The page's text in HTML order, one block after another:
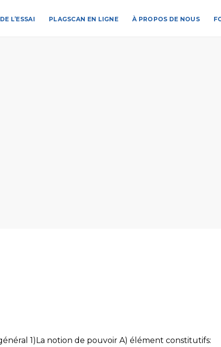
L’ESSAI PLAGSCAN EN LIGNE À PROPOS DE NOUS
1)La notion de pouvoir A) élément constitutifs: